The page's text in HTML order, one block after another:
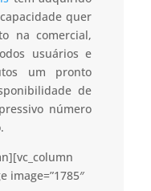
quer
na comercial,
usuários e
um pronto
de
número
image=”1785″